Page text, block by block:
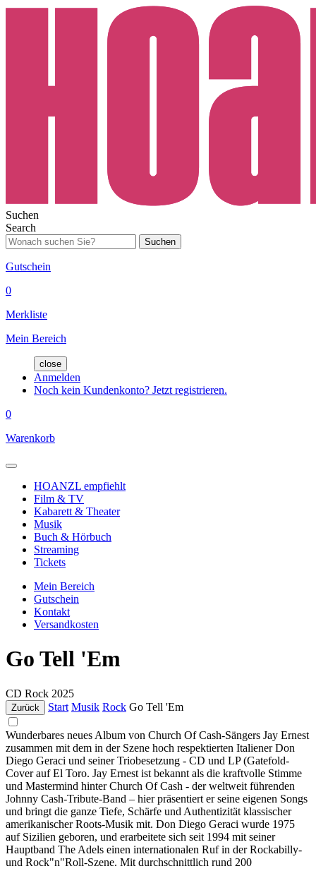
Suchen
Search
Suchen
Gutschein
0
Merkliste
Mein Bereich
close
Anmelden
Noch kein Kundenkonto? Jetzt registrieren.
0
Warenkorb
HOANZL empfiehlt
Film & TV
Kabarett & Theater
Musik
Buch & Hörbuch
Streaming
Tickets
Mein Bereich
Gutschein
Kontakt
Versandkosten
Go Tell 'Em
CD Rock 2025
Zurück Start Musik Rock Go Tell 'Em
Wunderbares neues Album von Church Of Cash-Sängers Jay Ernest
zusammen mit dem in der Szene hoch respektierten Italiener Don
Diego Geraci und seiner Triobesetzung - CD und LP (Gatefold-
Cover auf El Toro. Jay Ernest ist bekannt als die kraftvolle Stimme
und Mastermind hinter Church Of Cash - der weltweit führenden
Johnny Cash-Tribute-Band – hier präsentiert er seine eigenen Songs
und bringt die ganze Tiefe, Schärfe und Authentizität klassischer
amerikanischer Roots-Musik mit. Don Diego Geraci wurde 1975
auf Sizilien geboren, und erarbeitete sich seit 1994 mit seiner
Hauptband The Adels einen internationalen Ruf in der Rockabilly-
und Rock"n"Roll-Szene. Mit durchschnittlich rund 200